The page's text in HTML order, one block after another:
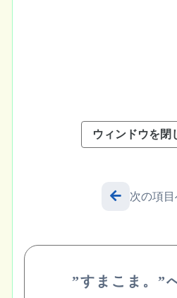
ウィンドウを閉
次の項目
”すまこま。”